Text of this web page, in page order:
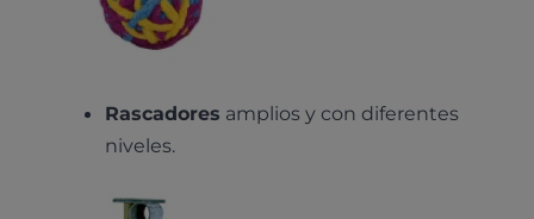
Rascadores amplios y con diferentes
niveles.